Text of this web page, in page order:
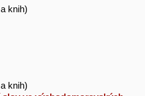
knih)
knih)